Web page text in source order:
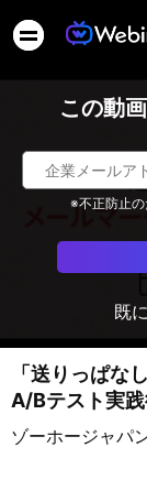
この動
※不正防止の
既
「送りっぱな
A/Bテスト実
ゾーホージャパ